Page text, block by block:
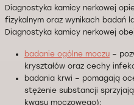
Diagnostyka kamicy nerkowej
fizykalnym oraz wynikach badań
Diagnostyka kamicy nerkowej
badanie ogólne moczu –
kryształów oraz cechy
badania krwi – pomagają
stężenie substancji
kwasu moczowego);